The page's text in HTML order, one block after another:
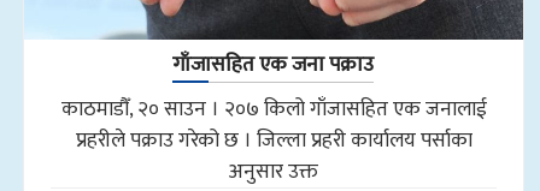
गाँजासहित एक जना पक्राउ
काठमाडौँ, २० साउन । २०७ किलो गाँजासहित एक जनालाई
प्रहरीले पक्राउ गरेको छ । जिल्ला प्रहरी कार्यालय पर्साका
अनुसार उक्त